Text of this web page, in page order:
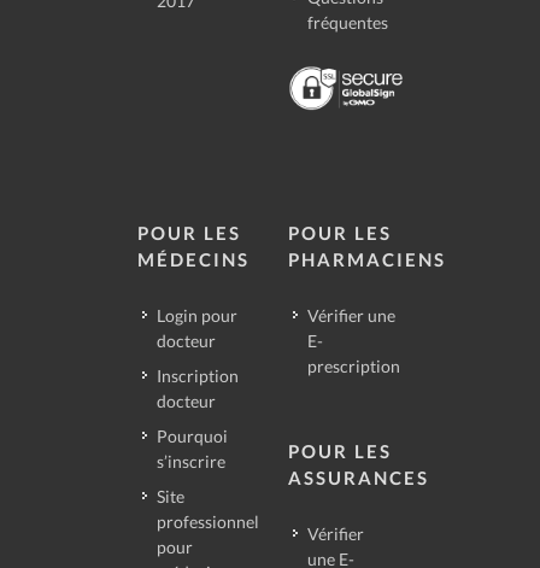
fréquentes
POUR LES
MÉDECINS
Login pour
docteur
Inscription
docteur
Pourquoi
s’inscrire
Site
professionnel
pour
POUR LES
PHARMACIENS
Vérifier une
E-
prescription
POUR LES
ASSURANCES
Vérifier
une E-